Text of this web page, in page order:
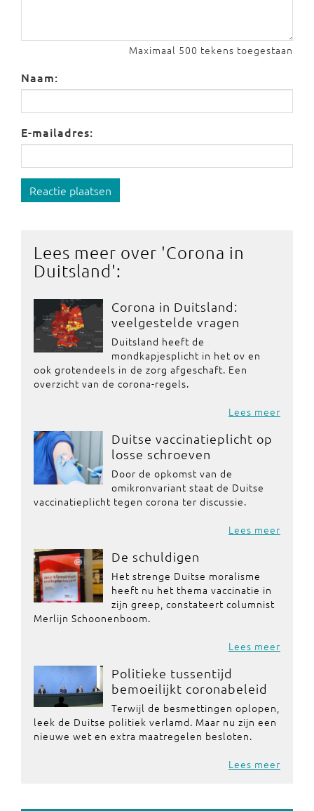
Maximaal 500 tekens toegestaan
Naam:
E-mailadres:
Reactie plaatsen
Lees meer over 'Corona in
Duitsland':
Corona in Duitsland:
veelgestelde vragen
Duitsland heeft de
mondkapjesplicht in het ov en
ook grotendeels in de zorg afgeschaft. Een
overzicht van de corona-regels.
Lees meer
Duitse vaccinatieplicht op
losse schroeven
Door de opkomst van de
omikronvariant staat de Duitse
vaccinatieplicht tegen corona ter discussie.
Lees meer
De schuldigen
Het strenge Duitse moralisme
heeft nu het thema vaccinatie in
zijn greep, constateert columnist
Merlijn Schoonenboom.
Lees meer
Politieke tussentijd
bemoeilijkt coronabeleid
Terwijl de besmettingen oplopen,
leek de Duitse politiek verlamd. Maar nu zijn een
nieuwe wet en extra maatregelen besloten.
Lees meer